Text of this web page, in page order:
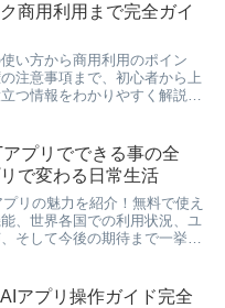
商用利用まで完全ガイ
い方から商用利用のポイン
の注意事項まで、初心者から上
つ情報をわかりやすく解説し
プリでできる事の全
で変わる日常生活
リの魅力を紹介！無料で使え
、世界各国での利用状況、ユ
そして今後の期待まで一挙に
アプリ操作ガイド完全